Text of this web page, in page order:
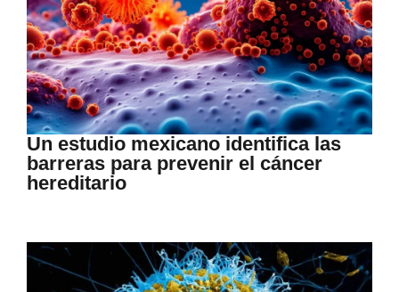
Un estudio mexicano identifica las
barreras para prevenir el cáncer
hereditario